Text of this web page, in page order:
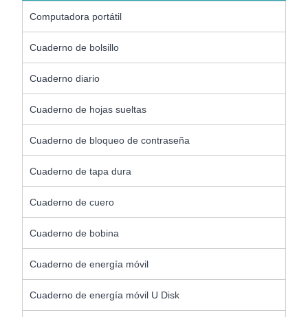
Computadora portátil
Cuaderno de bolsillo
Cuaderno diario
Cuaderno de hojas sueltas
Cuaderno de bloqueo de contraseña
Cuaderno de tapa dura
Cuaderno de cuero
Cuaderno de bobina
Cuaderno de energía móvil
Cuaderno de energía móvil U Disk